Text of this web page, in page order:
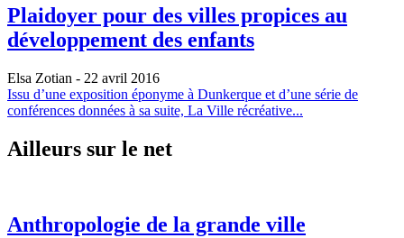
Plaidoyer pour des villes propices au
développement des enfants
Elsa Zotian - 22 avril 2016
Issu d’une exposition éponyme à Dunkerque et d’une série de
conférences données à sa suite, La Ville récréative...
Ailleurs sur le net
Anthropologie de la grande ville